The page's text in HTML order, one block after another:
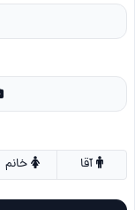
خانم